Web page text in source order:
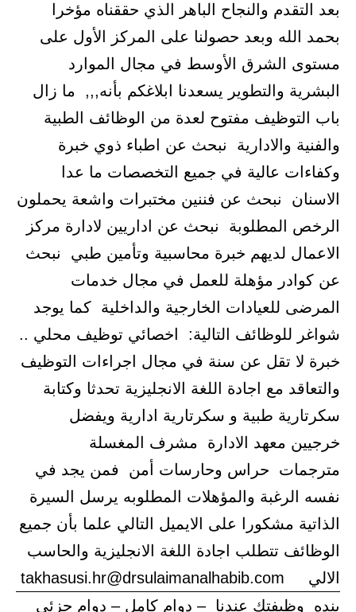
بعد التقدم والنجاح الباهر الذي حققناه مؤخرا
بحمد الله وبعد حصولنا على المركز الأول على
مستوى الشرق الأوسط في مجال الموارد
البشرية والتطوير يسعدنا ابلاغكم بأنه,,, ما زال
باب التوظيف مفتوح لعدة من الوظائف الطبية
والفنية والادارية نبحث عن اطباء ذوي خبرة
وكفاءات عالية في جميع التخصصات ما عدا
الاسنان نبحث عن فننين مختبرات واشعة يحملون
الرخص المطلوبة نبحث عن اداريين لادارة مركز
الاعمال لديهم خبرة محاسبية وتأمين طبي نبحث
عن كوادر مؤهلة للعمل في مجال خدمات
المرضى للعيادات الخارجية والداخلية كما يوجد
شواغر للوظائف التالية: اخصائي توظيف محلي ..
خبرة لا تقل عن سنة في مجال اجراءات التوظيف
والتعاقد مع اجادة اللغة الانجليزية تحدثا وكتابة
سكرتارية طبية و سكرتارية ادارية ويفضل
خرجيين معهد الادارة مشرف المغسلة
مترجمات حراس وحارسات أمن فمن يجد في
نفسه الرغبة والمؤهلات المطلوبه يرسل السيرة
الذاتية مشكورا على الايميل التالي علما بأن جميع
الوظائف تتطلب اجادة اللغة الانجليزية والحاسب
الالي takhasusi.hr@drsulaimanalhabib.com
بنده وظيفتك عندنا – دوام كامل – دوام جزئي